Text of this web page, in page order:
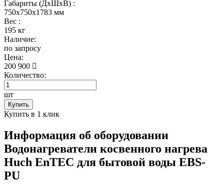
Габариты (ДхШхВ) :
750x750x1783 мм
Вес :
195 кг
Наличие:
по запросу
Цена:
200 900
Количество:
шт
Купить
Купить в 1 клик
Информация об оборудовании
Водонагреватели косвенного нагрева
Huch EnTEC для бытовой воды EBS-
PU